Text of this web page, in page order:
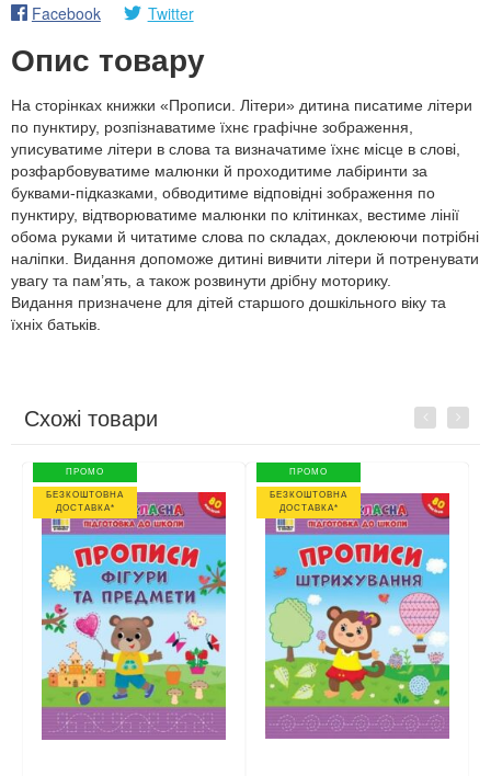
Facebook Twitter
Опис товару
На сторінках книжки «Прописи. Літери» дитина писатиме літери
по пунктиру, розпізнаватиме їхнє графічне зображення,
уписуватиме літери в слова та визначатиме їхнє місце в слові,
розфарбовуватиме малюнки й проходитиме лабіринти за
буквами-підказками, обводитиме відповідні зображення по
пунктиру, відтворюватиме малюнки по клітинках, вестиме лінії
обома руками й читатиме слова по складах, доклеюючи потрібні
наліпки. Видання допоможе дитині вивчити літери й потренувати
увагу та пам’ять, а також розвинути дрібну моторику.
Видання призначене для дітей старшого дошкільного віку та
їхніх батьків.
Схожі товари Previous
ПРОМО
БЕЗКОШТОВНА
ДОСТАВКА*
ПРОМО
БЕЗКОШТОВНА
ДОСТАВКА*
Next